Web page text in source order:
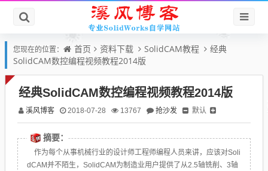
您现在的位置： 首页 资料下载 SolidCAM教程
经典
SolidCAM数控编程视频教程2014版
经典SolidCAM数控编程视频教程2014版
溪风博客 2018-07-28 13767 抢沙发 默认
摘要：
作为每个从事机械行业的设计师工程师编程人员来讲，应该对Soli
dCAM并不陌生，SolidCAM为制造业用户提供了从2.5轴铣削、3轴